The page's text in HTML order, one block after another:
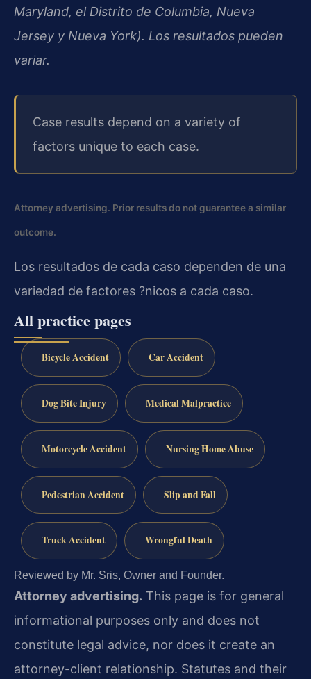
Maryland, el Distrito de Columbia, Nueva
Jersey y Nueva York). Los resultados pueden
variar.
Case results depend on a variety of
factors unique to each case.
Attorney advertising. Prior results do not guarantee a similar
outcome.
Los resultados de cada caso dependen de una
variedad de factores ?nicos a cada caso.
All practice pages
Bicycle Accident Car Accident
Dog Bite Injury Medical Malpractice
Motorcycle Accident Nursing Home Abuse
Pedestrian Accident Slip and Fall
Truck Accident Wrongful Death
Reviewed by Mr. Sris, Owner and Founder.
Attorney advertising. This page is for general
informational purposes only and does not
constitute legal advice, nor does it create an
attorney-client relationship. Statutes and their